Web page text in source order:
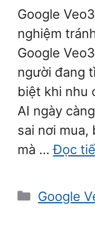
Google
nghiệm
Google
người đang
biệt khi nhu
AI ngày
sai nơi mua,
mà …Đọc
Danh
Google